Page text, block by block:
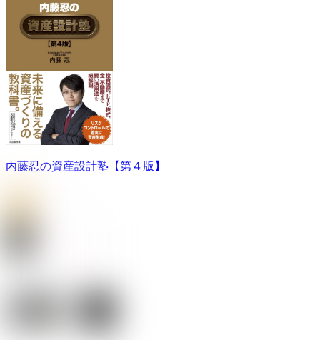
内藤忍の資産設計塾【第４版】